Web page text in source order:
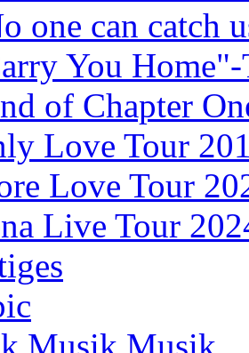
one can catch
You
of Chapter
Love Tour
Love Tour
Live Tour